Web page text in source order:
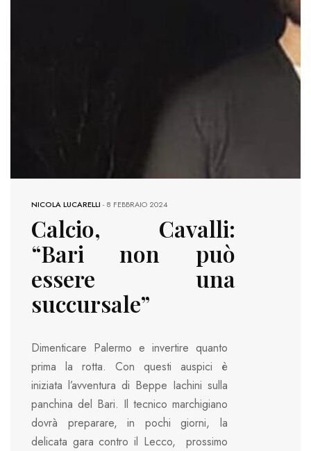
NICOLA LUCARELLI -8 FEBBRAIO 2024
Calcio, Cavalli:
“Bari non può
essere una
succursale”
Dimenticare Palermo e invertire quanto
prima la rotta. Con questi auspici è
iniziata l’avventura di Beppe Iachini sulla
panchina del Bari. Il tecnico marchigiano
dovrà preparare, in pochi giorni, la
delicata gara contro il Lecco, prossimo